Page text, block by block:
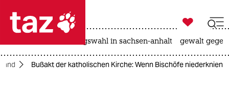
 taz zahl ich
taz zahl ich

taz zahl ich
landtagswahl in sachsen-anhalt gewalt
Bußakt der katholischen Kirche: Wenn Bischöfe niederknien